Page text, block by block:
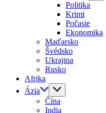
Politika
Krimi
Počasie
Ekonomika
Maďarsko
Švédsko
Ukrajina
Rusko
Afrika
Ázia
Čína
India